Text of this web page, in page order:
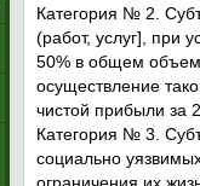
Категория № 2.
(работ, услуг], при
50% в общем
осуществление
чистой прибыли за
Категория № 3.
социально